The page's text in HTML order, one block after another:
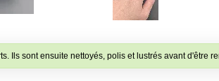
Ils sont ensuite nettoyés, polis et lustrés avant d'être